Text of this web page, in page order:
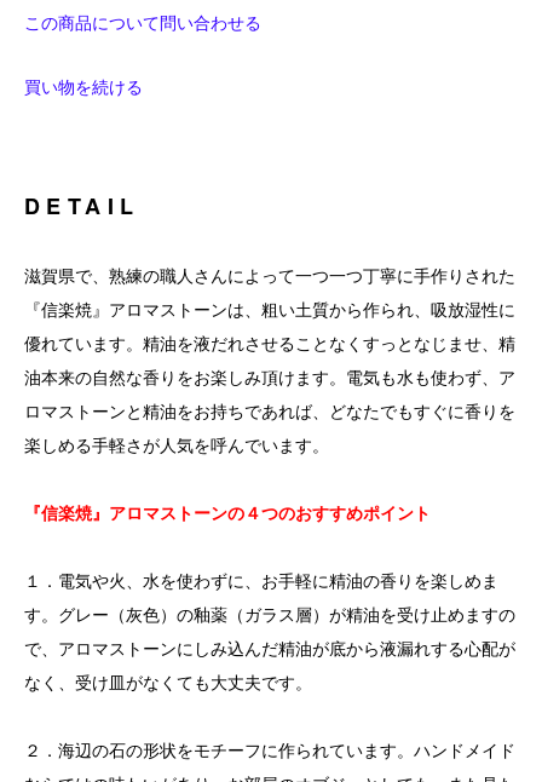
この商品について問い合わせる
買い物を続ける
DETAIL
滋賀県で、熟練の職人さんによって一つ一つ丁寧に手作りされた
『信楽焼』アロマストーンは、粗い土質から作られ、吸放湿性に
優れています。精油を液だれさせることなくすっとなじませ、精
油本来の自然な香りをお楽しみ頂けます。電気も水も使わず、ア
ロマストーンと精油をお持ちであれば、どなたでもすぐに香りを
楽しめる手軽さが人気を呼んでいます。
『信楽焼』アロマストーンの４つのおすすめポイント
１．電気や火、水を使わずに、お手軽に精油の香りを楽しめま
す。グレー（灰色）の釉薬（ガラス層）が精油を受け止めますの
で、アロマストーンにしみ込んだ精油が底から液漏れする心配が
なく、受け皿がなくても大丈夫です。
２．海辺の石の形状をモチーフに作られています。ハンドメイド